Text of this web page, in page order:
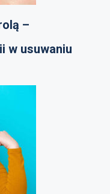
–
w usuwaniu